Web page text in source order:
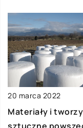
20 marca 2022
Materiały i